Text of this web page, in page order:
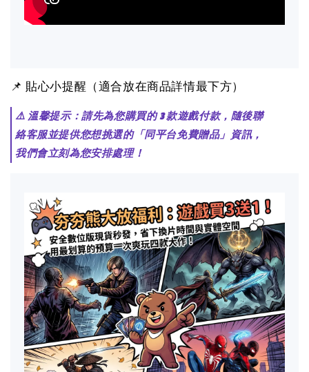
📌 貼心小提醒（適合放在商品詳情最下方）
⚠️ 溫馨提示：請先為您購買的 3 款遊戲付款，隨後聯
絡客服並提供您想挑選的「同平台免費贈品」資訊，
我們會立刻為您安排處理！